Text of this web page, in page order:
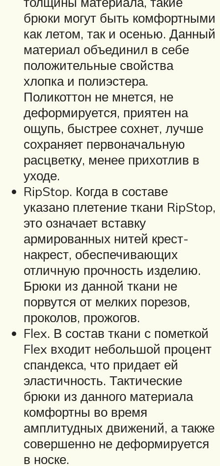
брюки могут быть комфортными
как летом, так и осенью. Данный
материал объединил в себе
положительные свойства
хлопка и полиэстера.
Поликоттон не мнется, не
деформируется, приятен на
ощупь, быстрее сохнет, лучше
сохраняет первоначальную
расцветку, менее прихотлив в
уходе.
RipStop. Когда в составе
указано плетение ткани RipStop,
это означает вставку
армированных нитей крест-
накрест, обеспечивающих
отличную прочность изделию.
Брюки из данной ткани не
порвутся от мелких порезов,
проколов, прожогов.
Flex. В состав ткани с пометкой
Flex входит небольшой процент
спандекса, что придает ей
эластичность. Тактические
брюки из данного материала
комфортны во время
амплитудных движений, а также
совершенно не деформируется
в носке.